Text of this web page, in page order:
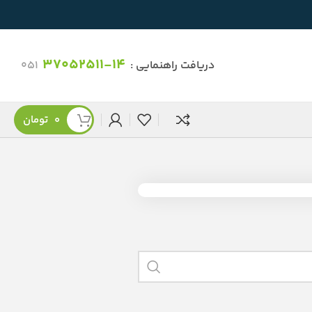
دریافت راهنمایی : 37052511-14
051
0 تومان